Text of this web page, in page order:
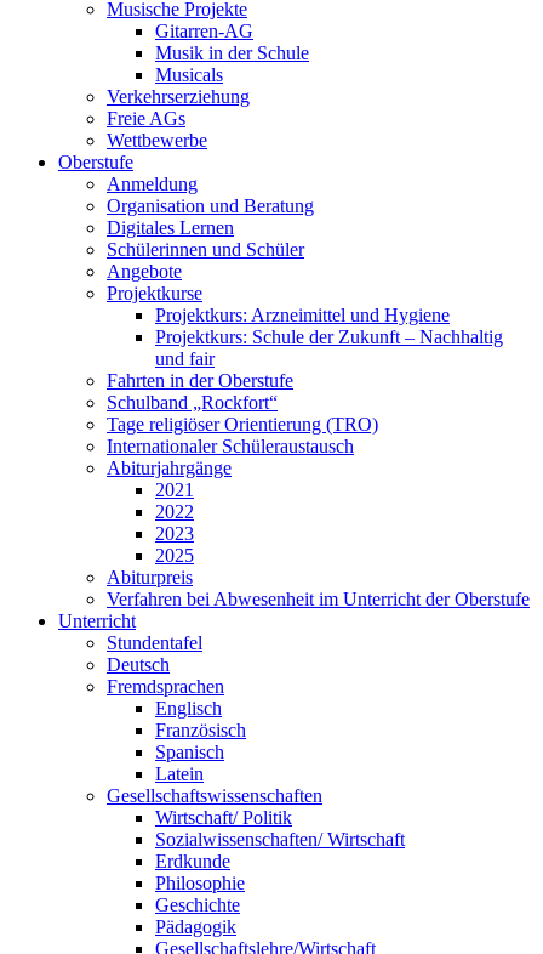
Musische Projekte
Gitarren-AG
Musik in der Schule
Musicals
Verkehrserziehung
Freie AGs
Wettbewerbe
Oberstufe
Anmeldung
Organisation und Beratung
Digitales Lernen
Schülerinnen und Schüler
Angebote
Projektkurse
Projektkurs: Arzneimittel und Hygiene
Projektkurs: Schule der Zukunft – Nachhaltig
und fair
Fahrten in der Oberstufe
Schulband „Rockfort“
Tage religiöser Orientierung (TRO)
Internationaler Schüleraustausch
Abiturjahrgänge
2021
2022
2023
2025
Abiturpreis
Verfahren bei Abwesenheit im Unterricht der Oberstufe
Unterricht
Stundentafel
Deutsch
Fremdsprachen
Englisch
Französisch
Spanisch
Latein
Gesellschaftswissenschaften
Wirtschaft/ Politik
Sozialwissenschaften/ Wirtschaft
Erdkunde
Philosophie
Geschichte
Pädagogik
Gesellschaftslehre/Wirtschaft